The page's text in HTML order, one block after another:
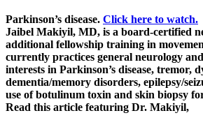
Parkinson’s disease. Click here to watch.
Jaibel Makiyil, MD, is a board-certified
additional fellowship training in
currently practices general neurology
interests in Parkinson’s disease, tremor,
dementia/memory disorders, epilepsy/
use of botulinum toxin and skin biopsy
Read this article featuring Dr. Makiyil,